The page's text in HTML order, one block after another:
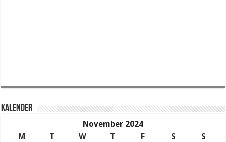
KALENDER
November 2024
M
T W T F S
S